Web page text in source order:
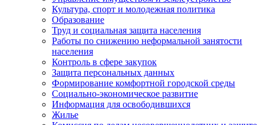
Культура, спорт и молодежная политика
Образование
Труд и социальная защита населения
Работы по снижению неформальной занятости
населения
Контроль в сфере закупок
Защита персональных данных
Формирование комфортной городской среды
Социально-экономическое развитие
Информация для освободившихся
Жилье